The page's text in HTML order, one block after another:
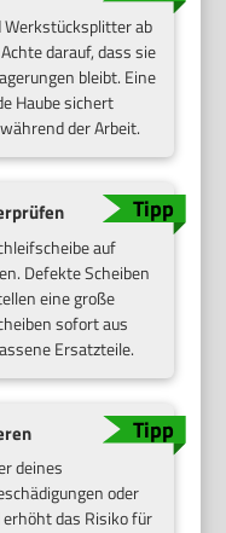
Werkstücksplitter ab
darauf, dass sie
bleibt. Eine
Haube sichert
der Arbeit.
auf
Defekte Scheiben
eine große
sofort aus
Ersatzteile.
deines
oder
erhöht das Risiko für